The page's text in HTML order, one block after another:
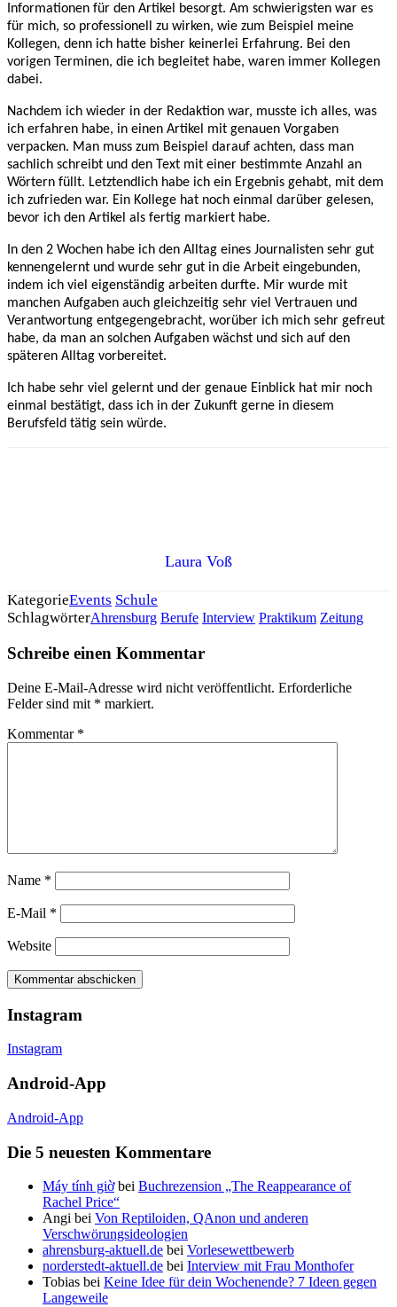
Informationen für den Artikel besorgt. Am schwierigsten war es
für mich, so professionell zu wirken, wie zum Beispiel meine
Kollegen, denn ich hatte bisher keinerlei Erfahrung. Bei den
vorigen Terminen, die ich begleitet habe, waren immer Kollegen
dabei.
Nachdem ich wieder in der Redaktion war, musste ich alles, was
ich erfahren habe, in einen Artikel mit genauen Vorgaben
verpacken. Man muss zum Beispiel darauf achten, dass man
sachlich schreibt und den Text mit einer bestimmte Anzahl an
Wörtern füllt. Letztendlich habe ich ein Ergebnis gehabt, mit dem
ich zufrieden war. Ein Kollege hat noch einmal darüber gelesen,
bevor ich den Artikel als fertig markiert habe.
In den 2 Wochen habe ich den Alltag eines Journalisten sehr gut
kennengelernt und wurde sehr gut in die Arbeit eingebunden,
indem ich viel eigenständig arbeiten durfte. Mir wurde mit
manchen Aufgaben auch gleichzeitig sehr viel Vertrauen und
Verantwortung entgegengebracht, worüber ich mich sehr gefreut
habe, da man an solchen Aufgaben wächst und sich auf den
späteren Alltag vorbereitet.
Ich habe sehr viel gelernt und der genaue Einblick hat mir noch
einmal bestätigt, dass ich in der Zukunft gerne in diesem
Berufsfeld tätig sein würde.
Laura Voß
KategorieEvents Schule
SchlagwörterAhrensburg Berufe Interview Praktikum Zeitung
Schreibe einen Kommentar
Deine E-Mail-Adresse wird nicht veröffentlicht. Erforderliche
Felder sind mit * markiert.
Kommentar *
Name *
E-Mail *
Website
Instagram
Instagram
Android-App
Android-App
Die 5 neuesten Kommentare
Máy tính giờbei Buchrezension „The Reappearance of
Rachel Price“
Angi bei Von Reptiloiden, QAnon und anderen
Verschwörungsideologien
ahrensburg-aktuell.de bei Vorlesewettbewerb
norderstedt-aktuell.de bei Interview mit Frau Monthofer
Tobias bei Keine Idee für dein Wochenende? 7 Ideen gegen
Langeweile